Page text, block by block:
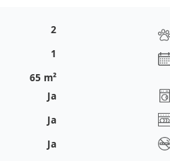
2
1
65 m²
Ja
Ja
Ja